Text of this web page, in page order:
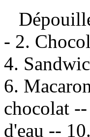
- 2.
4.
6.
chocolat
d'eau --